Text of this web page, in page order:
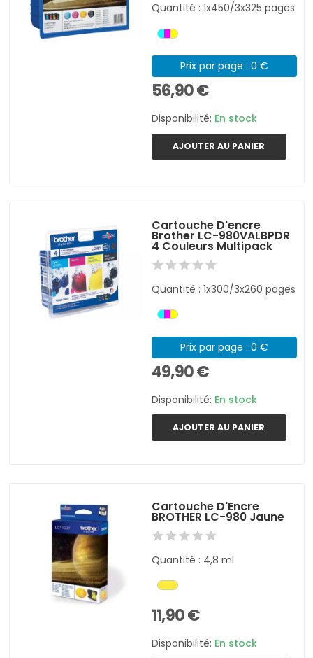
Quantité : 1x450/3x325 pages
Prix par page : 0 €
56,90 €
Disponibilité: En stock
AJOUTER AU PANIER
Cartouche D'encre
Brother LC-980VALBPDR
4 Couleurs Multipack
Quantité : 1x300/3x260 pages
Prix par page : 0 €
49,90 €
Disponibilité: En stock
AJOUTER AU PANIER
Cartouche D'Encre
BROTHER LC-980 Jaune
Quantité : 4,8 ml
11,90 €
Disponibilité: En stock